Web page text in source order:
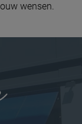
wensen.